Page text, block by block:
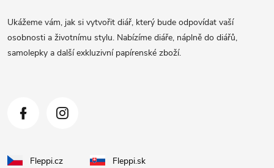
Ukážeme vám, jak si vytvořit diář, který bude odpovídat vaší
osobnosti a životnímu stylu. Nabízíme diáře, náplně do diářů,
samolepky a další exkluzivní papírenské zboží.
Fleppi.cz Fleppi.sk